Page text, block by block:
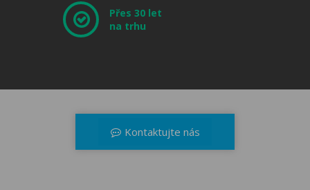
Přes 30 let
na trhu
Kontaktujte nás